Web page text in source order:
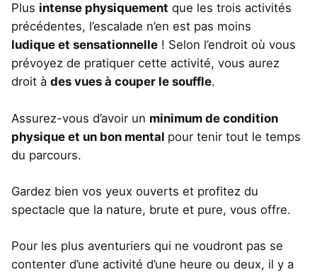
Plus intense physiquement que les trois activités
précédentes, l’escalade n’en est pas moins
ludique et sensationnelle ! Selon l’endroit où vous
prévoyez de pratiquer cette activité, vous aurez
droit à des vues à couper le souffle.
Assurez-vous d’avoir un minimum de condition
physique et un bon mental pour tenir tout le temps
du parcours.
Gardez bien vos yeux ouverts et profitez du
spectacle que la nature, brute et pure, vous offre.
Pour les plus aventuriers qui ne voudront pas se
contenter d’une activité d’une heure ou deux, il y a